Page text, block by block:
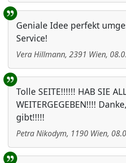
Geniale Idee perfekt
Service!
Vera Hillmann, 2391 Wien,
Tolle SEITE!!!!!! HAB SIE
WEITERGEGEBEN!!!!
gibt!!!!!
Petra Nikodym, 1190 Wien,